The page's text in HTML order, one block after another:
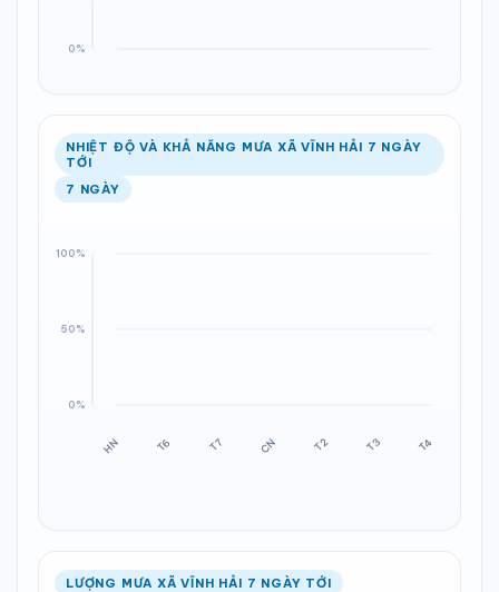
NHIỆT ĐỘ VÀ KHẢ NĂNG MƯA XÃ VĨNH HẢI 7 NGÀY
TỚI
7 NGÀY
LƯỢNG MƯA XÃ VĨNH HẢI 7 NGÀY TỚI